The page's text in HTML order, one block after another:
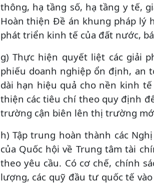
thông, hạ tầng số, hạ tầng y tế,
Hoàn thiện Đề án khung pháp lý
phát triển kinh tế của đất nước,
g) Thực hiện quyết liệt các giải
phiếu doanh nghiệp ổn định, an
dài hạn hiệu quả cho nền kinh
thiện các tiêu chí theo quy định
trường cận biên lên thị trường
h) Tập trung hoàn thành các
của Quốc hội về Trung tâm tài
theo yêu cầu. Có cơ chế, chính
lượng, các quỹ đầu tư quốc tế